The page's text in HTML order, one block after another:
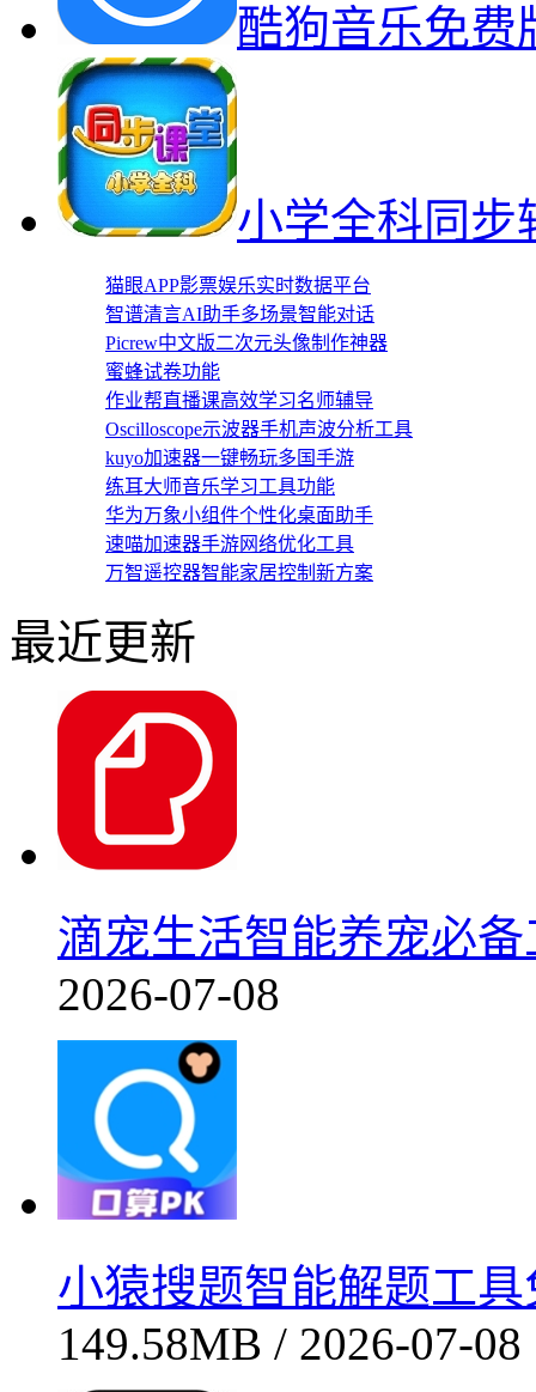
酷狗音乐免费
小学全科同步
猫眼APP影票娱乐实时数据平台
智谱清言AI助手多场景智能对话
Picrew中文版二次元头像制作神器
蜜蜂试卷功能
作业帮直播课高效学习名师辅导
Oscilloscope示波器手机声波分析工具
kuyo加速器一键畅玩多国手游
练耳大师音乐学习工具功能
华为万象小组件个性化桌面助手
速喵加速器手游网络优化工具
万智遥控器智能家居控制新方案
最近更新
滴宠生活智能养宠必
2026-07-08
小猿搜题智能解题工
149.58MB / 2026-07-08